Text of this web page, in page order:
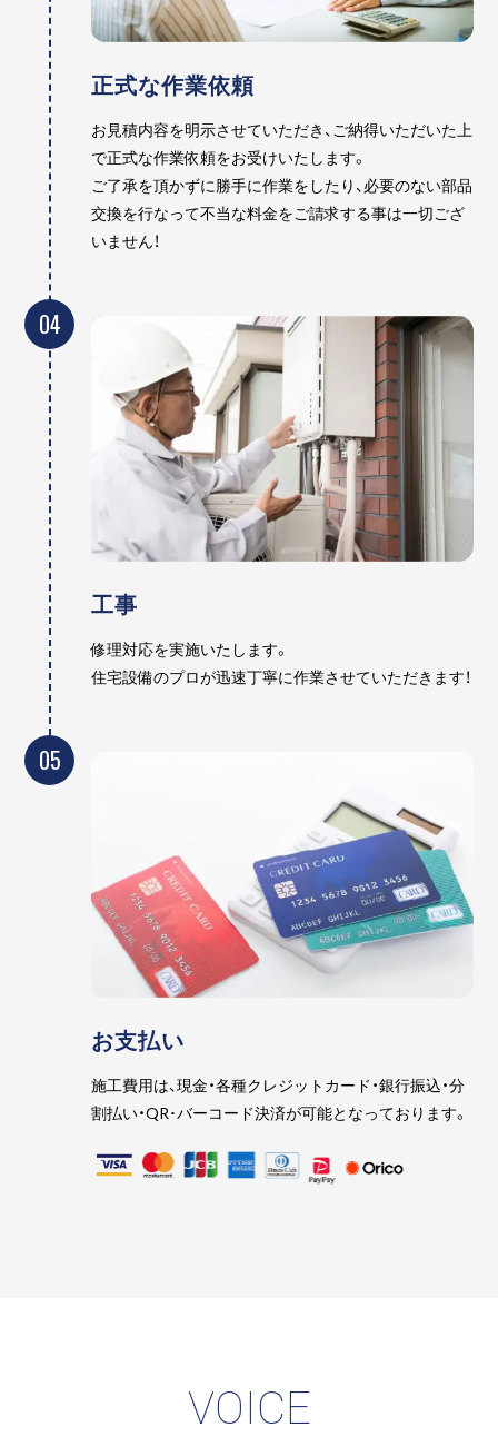
正式な作業依頼
お見積内容を明示させていただき、ご納得いただいた上
で正式な作業依頼をお受けいたします。
ご了承を頂かずに勝手に作業をしたり、必要のない部品
交換を行なって不当な料金をご請求する事は一切ござ
いません！
04
工事
修理対応を実施いたします。
住宅設備のプロが迅速丁寧に作業させていただきます！
05
お支払い
施工費用は、現金・各種クレジットカード・銀行振込・分
割払い・QR･バーコード決済が可能となっております。
VOICE